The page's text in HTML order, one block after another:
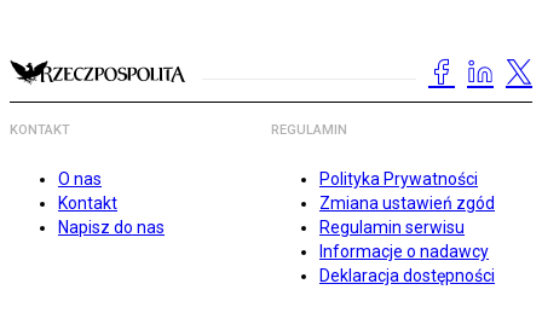
KONTAKT
O nas
Kontakt
Napisz do nas
REGULAMIN
Polityka Prywatności
Zmiana ustawień zgód
Regulamin serwisu
Informacje o nadawcy
Deklaracja dostępności